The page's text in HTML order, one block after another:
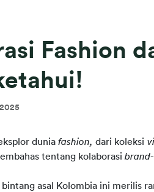
Fashion
dunia fashion, dari koleksi
tentang kolaborasi brand-
asal Kolombia ini merilis